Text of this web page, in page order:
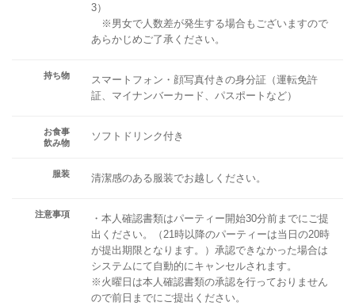
3）
※男女で人数差が発生する場合もございますので
あらかじめご了承ください。
持ち物
スマートフォン・顔写真付きの身分証（運転免許
証、マイナンバーカード、パスポートなど）
お食事
飲み物
ソフトドリンク付き
服装 清潔感のある服装でお越しください。
注意事項
・本人確認書類はパーティー開始30分前までにご提
出ください。（21時以降のパーティーは当日の20時
が提出期限となります。）承認できなかった場合は
システムにて自動的にキャンセルされます。
※火曜日は本人確認書類の承認を行っておりません
ので前日までにご提出ください。